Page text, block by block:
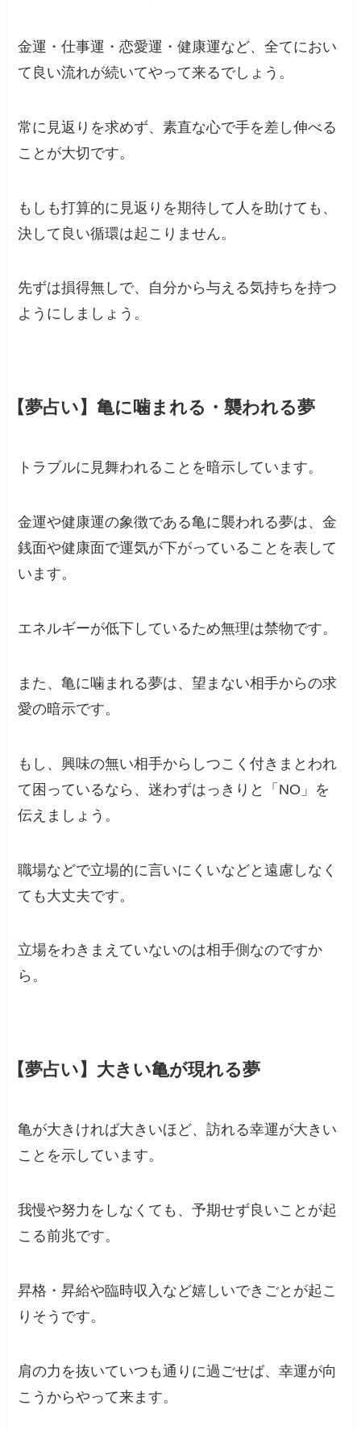
金運・仕事運・恋愛運・健康運など、全てにおい
て良い流れが続いてやって来るでしょう。
常に見返りを求めず、素直な心で手を差し伸べる
ことが大切です。
もしも打算的に見返りを期待して人を助けても、
決して良い循環は起こりません。
先ずは損得無しで、自分から与える気持ちを持つ
ようにしましょう。
【夢占い】亀に噛まれる・襲われる夢
トラブルに見舞われることを暗示しています。
金運や健康運の象徴である亀に襲われる夢は、金
銭面や健康面で運気が下がっていることを表して
います。
エネルギーが低下しているため無理は禁物です。
また、亀に噛まれる夢は、望まない相手からの求
愛の暗示です。
もし、興味の無い相手からしつこく付きまとわれ
て困っているなら、迷わずはっきりと「NO」を
伝えましょう。
職場などで立場的に言いにくいなどと遠慮しなく
ても大丈夫です。
立場をわきまえていないのは相手側なのですか
ら。
【夢占い】大きい亀が現れる夢
亀が大きければ大きいほど、訪れる幸運が大きい
ことを示しています。
我慢や努力をしなくても、予期せず良いことが起
こる前兆です。
昇格・昇給や臨時収入など嬉しいできごとが起こ
りそうです。
肩の力を抜いていつも通りに過ごせば、幸運が向
こうからやって来ます。